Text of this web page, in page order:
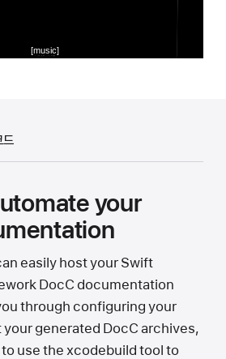
드
your
easily host your Swift
DocC documentation
through configuring your
generated DocC archives,
use the xcodebuild tool to